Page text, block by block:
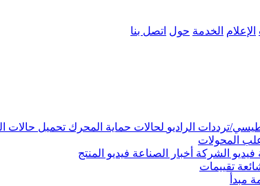
الإعلام الخدمة حول اتصل بنا
ترددات الراديو لحالات حماية المحرك تحميل حالات
المحولات
فيديو الشركة أخبار الصناعة فيديو المنتج
تقييمات
مبدأ